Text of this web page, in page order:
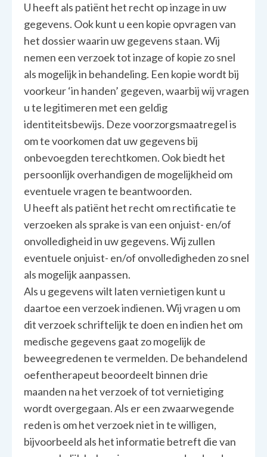
U heeft als patiënt het recht op inzage in uw
gegevens. Ook kunt u een kopie opvragen van
het dossier waarin uw gegevens staan. Wij
nemen een verzoek tot inzage of kopie zo snel
als mogelijk in behandeling. Een kopie wordt bij
voorkeur ‘in handen’ gegeven, waarbij wij vragen
u te legitimeren met een geldig
identiteitsbewijs. Deze voorzorgsmaatregel is
om te voorkomen dat uw gegevens bij
onbevoegden terechtkomen. Ook biedt het
persoonlijk overhandigen de mogelijkheid om
eventuele vragen te beantwoorden.
U heeft als patiënt het recht om rectificatie te
verzoeken als sprake is van een onjuist- en/of
onvolledigheid in uw gegevens. Wij zullen
eventuele onjuist- en/of onvolledigheden zo snel
als mogelijk aanpassen.
Als u gegevens wilt laten vernietigen kunt u
daartoe een verzoek indienen. Wij vragen u om
dit verzoek schriftelijk te doen en indien het om
medische gegevens gaat zo mogelijk de
beweegredenen te vermelden. De behandelend
oefentherapeut beoordeelt binnen drie
maanden na het verzoek of tot vernietiging
wordt overgegaan. Als er een zwaarwegende
reden is om het verzoek niet in te willigen,
bijvoorbeeld als het informatie betreft die van